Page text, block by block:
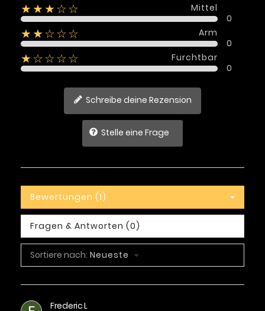
★★★☆☆
Mittel
0
★★☆☆☆
Arm
0
★☆☆☆☆
Furchtbar
0
Schreibe deine Rezension
Stelle eine Frage
Bewertungen (1)
Fragen & Antworten (0)
Sortiere nach: Neueste
Frederic L